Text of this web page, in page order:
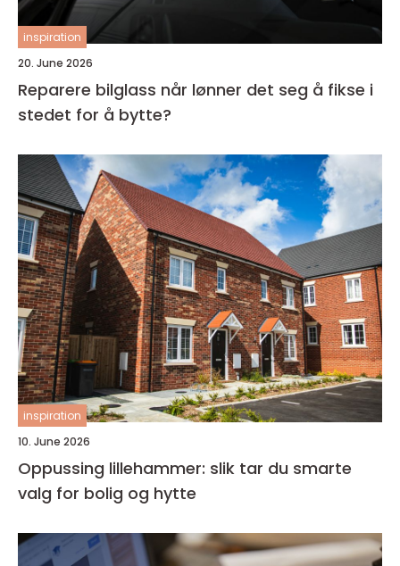
inspiration
20. June 2026
Reparere bilglass når lønner det seg å fikse i
stedet for å bytte?
inspiration
10. June 2026
Oppussing lillehammer: slik tar du smarte
valg for bolig og hytte